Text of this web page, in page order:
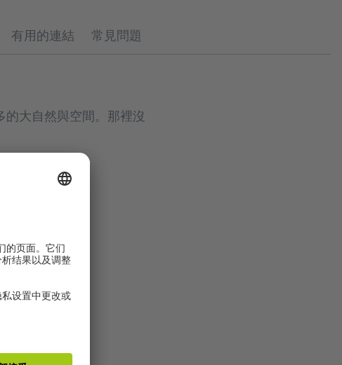
有用的連結 常見問題
大自然與空間。那裡沒